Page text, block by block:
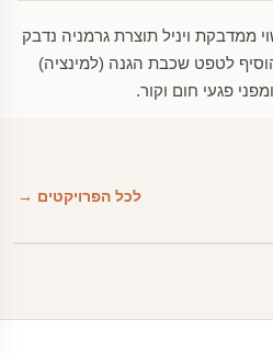
ממדבקת ויניל תוצרת גרמניה נדבק
לטפט שכבת הגנה (למינציה)
פגעי חום וקור.
לכל הפרויקטים →